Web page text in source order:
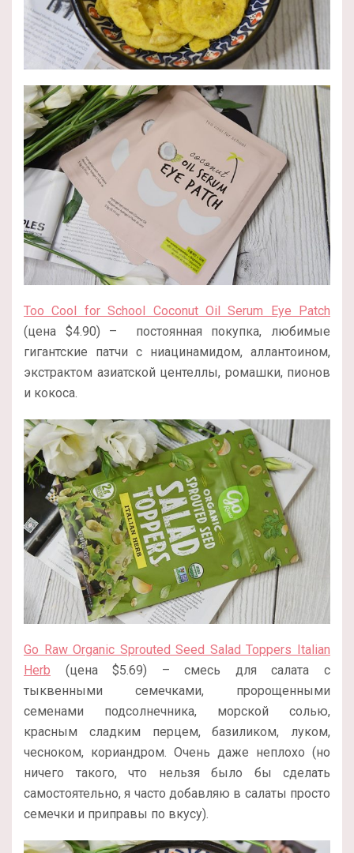
Too Cool for School Coconut Oil Serum Eye Patch
(цена $4.90) – постоянная покупка, любимые
гигантские патчи с ниацинамидом, аллантоином,
экстрактом азиатской центеллы, ромашки, пионов
и кокоса.
Go Raw Organic Sprouted Seed Salad Toppers Italian
Herb (цена $5.69) – смесь для салата с
тыквенными семечками, пророщенными
семенами подсолнечника, морской солью,
красным сладким перцем, базиликом, луком,
чесноком, кориандром. Очень даже неплохо (но
ничего такого, что нельзя было бы сделать
самостоятельно, я часто добавляю в салаты просто
семечки и приправы по вкусу).